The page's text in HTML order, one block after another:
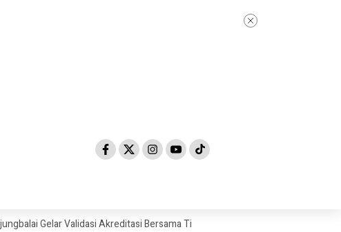
Validasi Akreditasi Bersama Tim Asesor BAN-PDM Tahun 2026